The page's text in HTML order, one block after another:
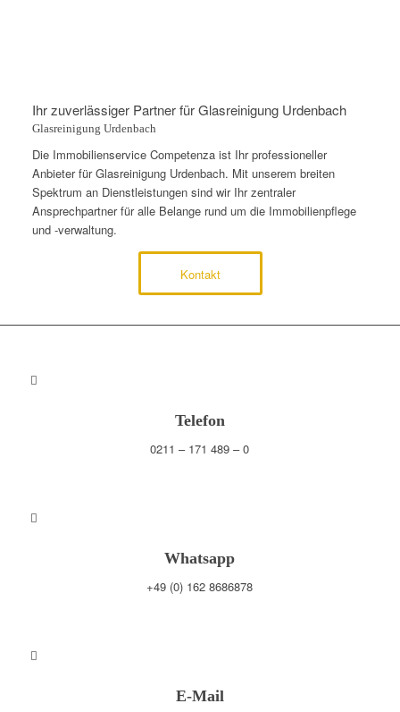
Ihr zuverlässiger Partner für Glasreinigung Urdenbach
Glasreinigung Urdenbach
Die Immobilienservice Competenza ist Ihr professioneller
Anbieter für Glasreinigung Urdenbach. Mit unserem breiten
Spektrum an Dienstleistungen sind wir Ihr zentraler
Ansprechpartner für alle Belange rund um die Immobilienpflege
und -verwaltung.
Kontakt
Telefon
0211 – 171 489 – 0
Whatsapp
+49 (0) 162 8686878
E-Mail